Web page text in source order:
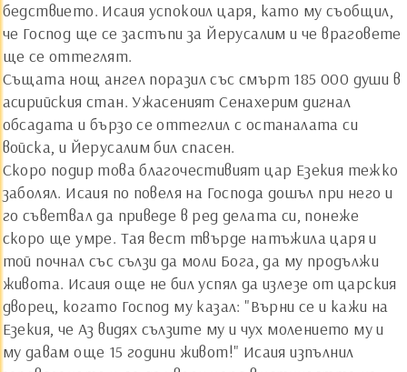
бедствието. Исаия успокоил царя, като му съобщил,
че Господ ще се застъпи за Йерусалим и че враговете
ще се оттеглят.
Същата нощ ангел поразил със смърт 185 000 души в
асирийския стан. Ужасеният Сенахерим дигнал
обсадата и бързо се оттеглил с останалата си
войска, и Йерусалим бил спасен.
Скоро подир това благочестивият цар Езекия тежко
заболял. Исаия по повеля на Господа дошъл при него и
го съветвал да приведе в ред делата си, понеже
скоро ще умре. Тая вест твърде натъжила царя и
той почнал със сълзи да моли Бога, да му продължи
живота. Исаия още не бил успял да излезе от царския
дворец, когато Господ му казал: "Върни се и кажи на
Езекия, че Аз видях сълзите му и чух молението му и
му давам още 15 години живот!" Исаия изпълнил